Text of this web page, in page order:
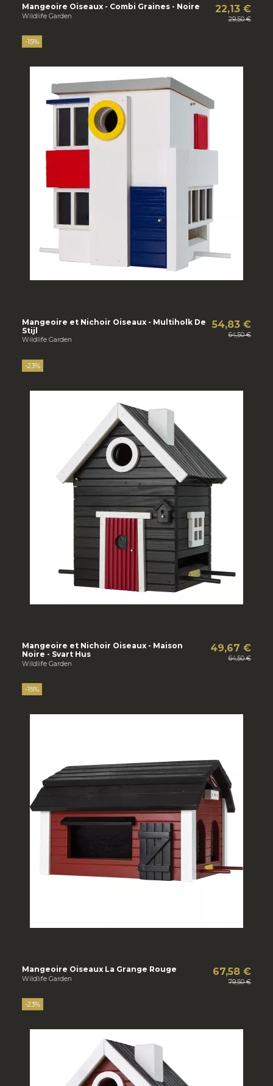
Mangeoire Oiseaux - Combi Graines - Noire
Wildlife Garden
22,13 €
29,50 €
-15%
Mangeoire et Nichoir Oiseaux - Multiholk De
Stijl
Wildlife Garden
54,83 €
64,50 €
-23%
Mangeoire et Nichoir Oiseaux - Maison
Noire - Svart Hus
Wildlife Garden
49,67 €
64,50 €
-15%
Mangeoire Oiseaux La Grange Rouge
Wildlife Garden
67,58 €
79,50 €
-23%